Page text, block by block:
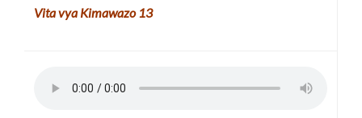
Vita vya Kimawazo13